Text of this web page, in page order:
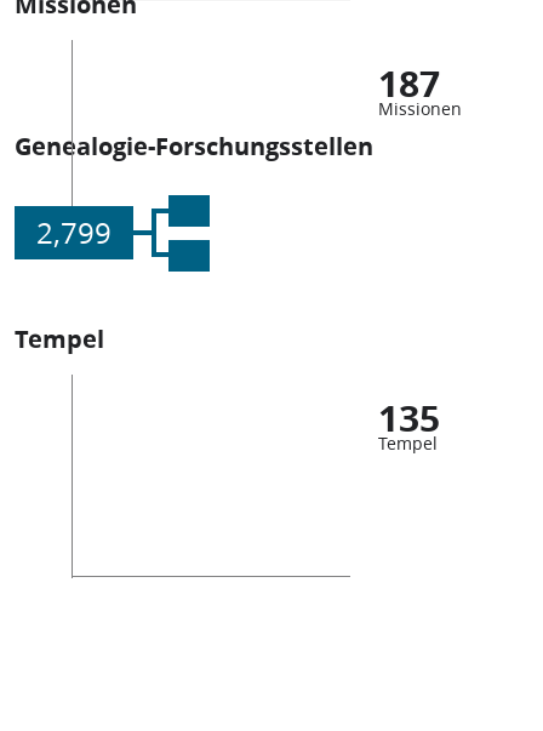
187
Missionen
Genealogie-Forschungsstellen
2,799
Tempel
135
Tempel